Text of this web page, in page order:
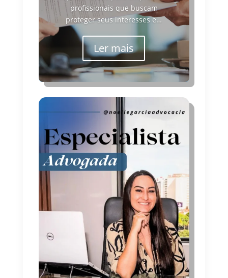
profissionais que buscam
proteger seus interesses e…
Ler mais